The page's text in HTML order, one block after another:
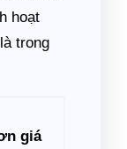
hoạt
trong
giá